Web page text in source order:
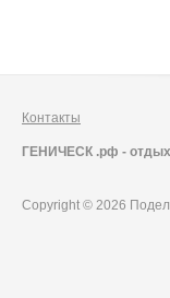
Контакты
ГЕНИЧЕСК .рф - отдых
Copyright © 2026